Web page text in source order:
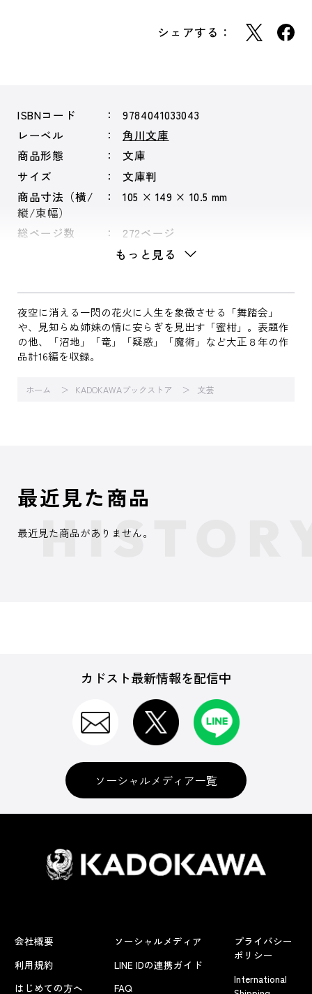
シェアする：
ISBNコード
9784041033043
レーベル
角川文庫
商品形態
文庫
サイズ
文庫判
商品寸法（横/
縦/束幅）
105 × 149 × 10.5 mm
総ページ数 272ページ
もっと見る
夜空に消える一閃の花火に人生を象徴させる「舞踏会」
や、見知らぬ姉妹の情に安らぎを見出す「蜜柑」。表題作
の他、「沼地」「竜」「疑惑」「魔術」など大正８年の作
品計16編を収録。
ホーム KADOKAWAブックストア 文芸
最近見た商品
最近見た商品がありません。
カドスト最新情報を配信中
ソーシャルメディア一覧
会社概要
利用規約
はじめての方へ
ソーシャルメディア
LINE IDの連携ガイド
FAQ
プライバシー
ポリシー
International